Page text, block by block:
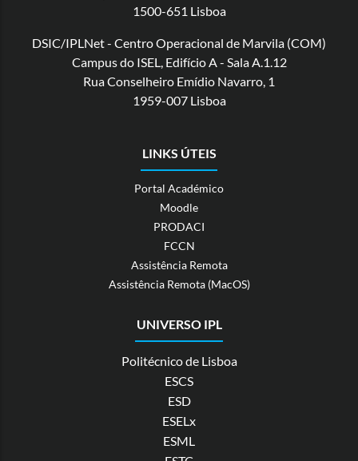
1500-651 Lisboa
DSIC/IPLNet - Centro Operacional de Marvila (COM)
Campus do ISEL, Edifício A - Sala A.1.12
Rua Conselheiro Emídio Navarro, 1
1959-007 Lisboa
LINKS ÚTEIS
Portal Académico
Moodle
PRODACI
FCCN
Assistência Remota
Assistência Remota (MacOS)
UNIVERSO IPL
Politécnico de Lisboa
ESCS
ESD
ESELx
ESML